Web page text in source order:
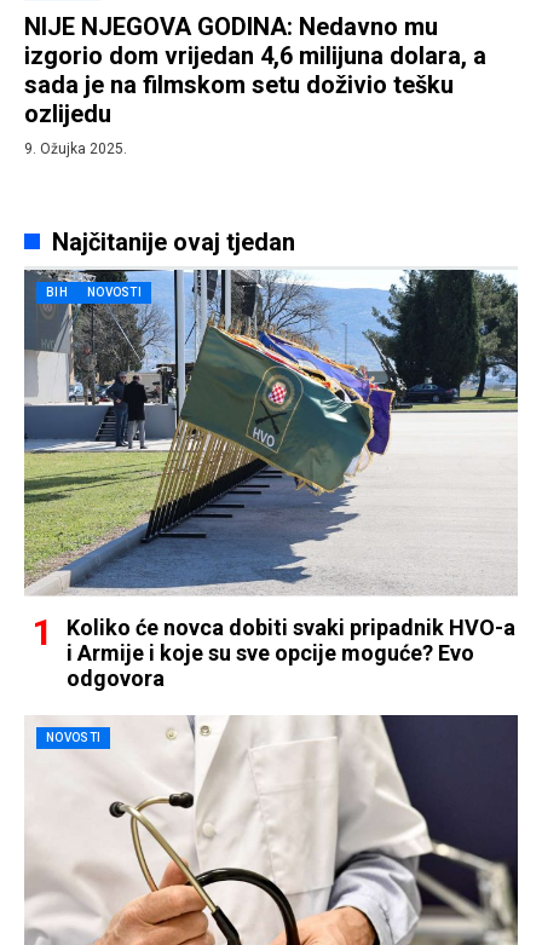
NIJE NJEGOVA GODINA: Nedavno mu
izgorio dom vrijedan 4,6 milijuna dolara, a
sada je na filmskom setu doživio tešku
ozlijedu
9. Ožujka 2025.
Najčitanije ovaj tjedan
BIH NOVOSTI
Koliko će novca dobiti svaki pripadnik HVO-a
i Armije i koje su sve opcije moguće? Evo
odgovora
NOVOSTI